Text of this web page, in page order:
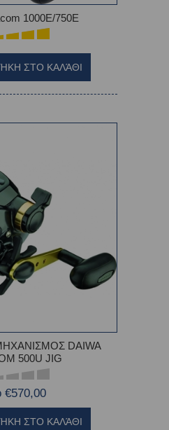
1000E/750E
DAIWA
500U JIG